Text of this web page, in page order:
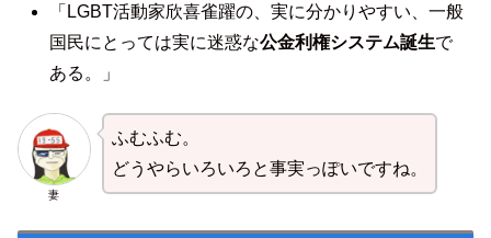
「LGBT活動家欣喜雀躍の、実に分かりやすい、一般
国民にとっては実に迷惑な公金利権システム誕生で
ある。」
妻
ふむふむ。
どうやらいろいろと事実っぽいですね。